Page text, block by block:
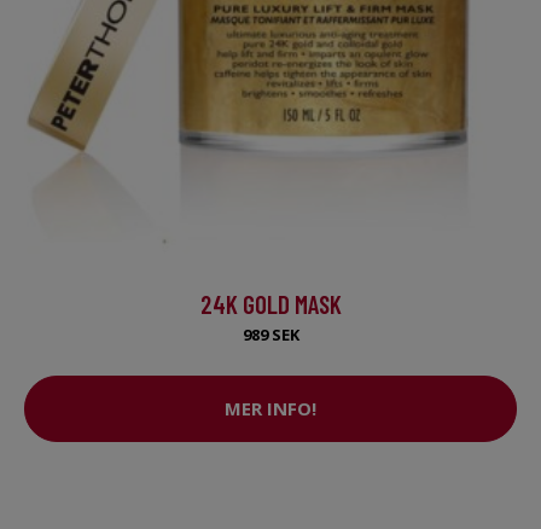
24K GOLD MASK
989 SEK
MER INFO!